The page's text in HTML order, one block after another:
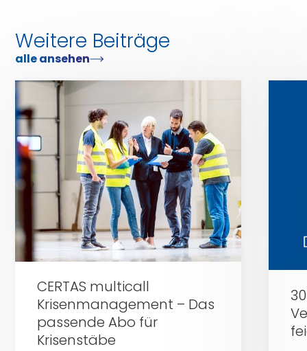
Weitere Beiträge
alle ansehen
CERTAS multicall
Krisenmanagement – Das
passende Abo für
Krisenstäbe
Zu
Certas
Alarm